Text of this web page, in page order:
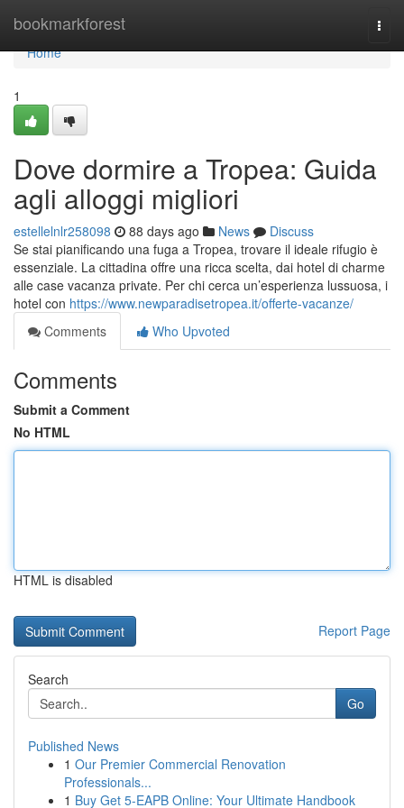
bookmarkforest
Home
Home
1
Dove dormire a Tropea: Guida
agli alloggi migliori
estellelnlr258098 88 days ago News
Discuss
Se stai pianificando una fuga a Tropea, trovare il ideale rifugio è
essenziale. La cittadina offre una ricca scelta, dai hotel di charme
alle case vacanza private. Per chi cerca un’esperienza lussuosa, i
hotel con https://www.newparadisetropea.it/offerte-vacanze/
Comments
Who Upvoted
Comments
Submit a Comment
No HTML
HTML is disabled
Report Page
Search
Go
Published News
1 Our Premier Commercial Renovation
Professionals...
1 Buy Get 5-EAPB Online: Your Ultimate Handbook